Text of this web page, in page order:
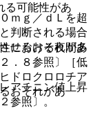
る可能性があ
における夜間多
．８参照〕［低
ドロクロロチア
おそれがあ
ｍｇ／ｄＬを超
判断される場合
せるおそれがあ
アチニン値上昇
参照〕。